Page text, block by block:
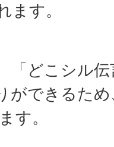
ます。
「どこシル
ができるた
す。